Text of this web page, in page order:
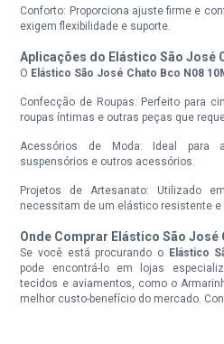
Conforto: Proporciona ajuste firme e
exigem flexibilidade e suporte.
Aplicações do Elástico São José
O Elástico São José Chato Bco N08
Confecção de Roupas: Perfeito para
roupas íntimas e outras peças que
Acessórios de Moda: Ideal para
suspensórios e outros acessórios.
Projetos de Artesanato: Utilizado
necessitam de um elástico resistente e
Onde Comprar Elástico São José
Se você está procurando o Elástico
pode encontrá-lo em lojas
tecidos e aviamentos, como o
melhor custo-benefício do mercado.